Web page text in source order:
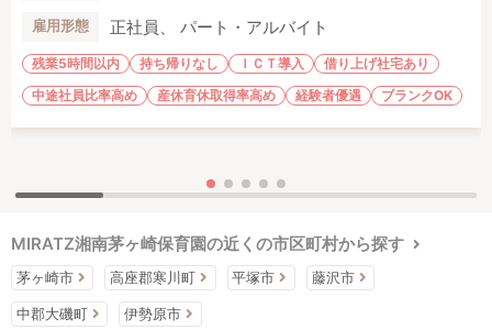
雇用形態 正社員、 パート・アルバイト
残業5時間以内 持ち帰りなし ＩＣＴ導入
借り上げ社宅あり
中途社員比率高め
産休育休取得率高め 経験者優遇 ブランクOK
MIRATZ湘南茅ヶ崎保育園の近くの市区町村から探す
茅ヶ崎市 高座郡寒川町 平塚市 藤沢市
中郡大磯町 伊勢原市